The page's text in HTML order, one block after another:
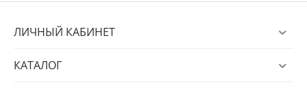
ЛИЧНЫЙ КАБИНЕТ
КАТАЛОГ